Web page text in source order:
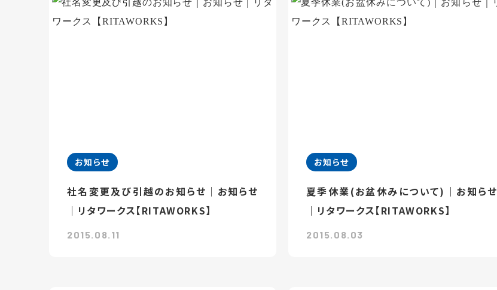
お知らせ
社名変更及び引越のお知らせ｜お知らせ
｜リタワークス【RITAWORKS】
2015.08.11
お知らせ
夏季休業(お盆休みについて)｜お知らせ
｜リタワークス【RITAWORKS】
2015.08.03